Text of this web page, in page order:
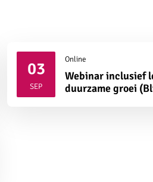
03
SEP2026
Online
Webinar inclusief
duurzame groei